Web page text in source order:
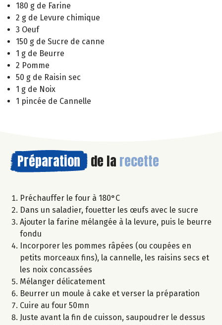
180 g de Farine
2 g de Levure chimique
3 Oeuf
150 g de Sucre de canne
1 g de Beurre
2 Pomme
50 g de Raisin sec
1 g de Noix
1 pincée de Cannelle
Préparation de la recette
Préchauffer le four à 180°C
Dans un saladier, fouetter les œufs avec le sucre
Ajouter la farine mélangée à la levure, puis le beurre
fondu
Incorporer les pommes râpées (ou coupées en
petits morceaux fins), la cannelle, les raisins secs et
les noix concassées
Mélanger délicatement
Beurrer un moule à cake et verser la préparation
Cuire au four 50mn
Juste avant la fin de cuisson, saupoudrer le dessus